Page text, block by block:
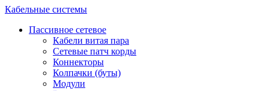
Кабельные системы
Пассивное сетевое
Кабели витая пара
Сетевые патч корды
Коннекторы
Колпачки (буты)
Модули